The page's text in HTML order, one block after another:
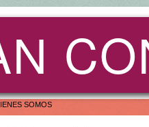
SOMOS